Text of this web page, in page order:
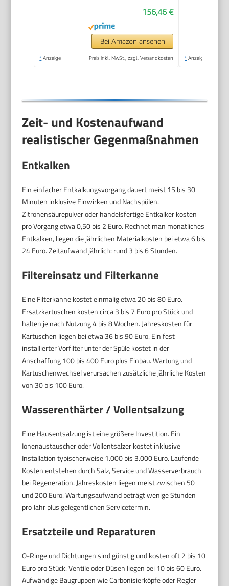
platzsparendes
Design, eleganter
Soda Maker &
Sprudelgerät für
156,46 €
Bei Amazon ansehen
* Anzeige Preis inkl. MwSt., zzgl. Versandkosten * Anzeige
Zeit- und Kostenaufwand
realistischer Gegenmaßnahmen
Entkalken
Ein einfacher Entkalkungsvorgang dauert meist 15 bis 30
Minuten inklusive Einwirken und Nachspülen.
Zitronensäurepulver oder handelsfertige Entkalker kosten
pro Vorgang etwa 0,50 bis 2 Euro. Rechnet man monatliches
Entkalken, liegen die jährlichen Materialkosten bei etwa 6 bis
24 Euro. Zeitaufwand jährlich: rund 3 bis 6 Stunden.
Filtereinsatz und Filterkanne
Eine Filterkanne kostet einmalig etwa 20 bis 80 Euro.
Ersatzkartuschen kosten circa 3 bis 7 Euro pro Stück und
halten je nach Nutzung 4 bis 8 Wochen. Jahreskosten für
Kartuschen liegen bei etwa 36 bis 90 Euro. Ein fest
installierter Vorfilter unter der Spüle kostet in der
Anschaffung 100 bis 400 Euro plus Einbau. Wartung und
Kartuschenwechsel verursachen zusätzliche jährliche Kosten
von 30 bis 100 Euro.
Wasserenthärter / Vollentsalzung
Eine Hausentsalzung ist eine größere Investition. Ein
Ionenaustauscher oder Vollentsalzer kostet inklusive
Installation typischerweise 1.000 bis 3.000 Euro. Laufende
Kosten entstehen durch Salz, Service und Wasserverbrauch
bei Regeneration. Jahreskosten liegen meist zwischen 50
und 200 Euro. Wartungsaufwand beträgt wenige Stunden
pro Jahr plus gelegentlichen Servicetermin.
Ersatzteile und Reparaturen
O-Ringe und Dichtungen sind günstig und kosten oft 2 bis 10
Euro pro Stück. Ventile oder Düsen liegen bei 10 bis 60 Euro.
Aufwändige Baugruppen wie Carbonisierköpfe oder Regler